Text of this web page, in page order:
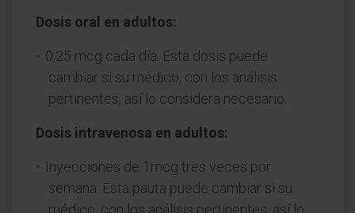
Dosis oral en adultos:
0,25 mcg cada día. Esta dosis puede
cambiar si su médico, con los análisis
pertinentes, así lo considera necesario.
Dosis intravenosa en adultos:
Inyecciones de 1mcg tres veces por
semana. Esta pauta puede cambiar si su
médico, con los análisis pertinentes, así lo